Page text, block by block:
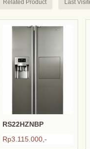
Related Product Last
RS22HZNBP
Rp3.115.000,-